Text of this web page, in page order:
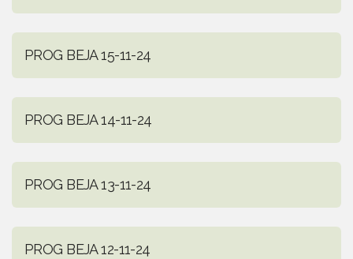
PROG BEJA 15-11-24
PROG BEJA 14-11-24
PROG BEJA 13-11-24
PROG BEJA 12-11-24